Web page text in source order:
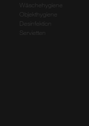
Wäschehygiene
Objekthygiene
Desinfektion
Servietten